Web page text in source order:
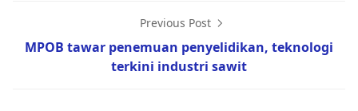
Previous Post
MPOB tawar penemuan penyelidikan, teknologi
terkini industri sawit